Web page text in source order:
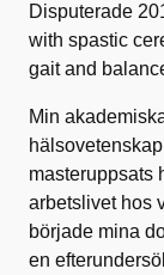
Disputerade
with spastic
gait and
Min
masteruppsats
arbetslivet hos
började mina
en